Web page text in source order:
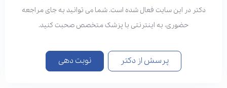
دکتر در این سایت فعال شده است. شما می توانید به جای مراجعه
حضوری، به اینترنتی با پزشک متخصص صحبت کنید.
پرسش از دکتر نوبت دهی